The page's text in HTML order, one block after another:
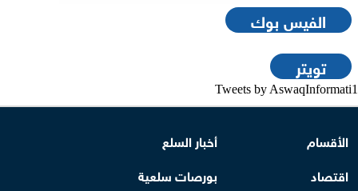
الفيس بوك
تويتر
Tweets by AswaqInformati1
الأقسام
أخبار السلع
اقتصاد
بورصات سلعية